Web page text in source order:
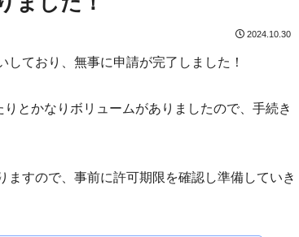
2024.10.30
ており、無事に申請が完了しました！
とかなりボリュームがありましたので、手続き
すので、事前に許可期限を確認し準備していき